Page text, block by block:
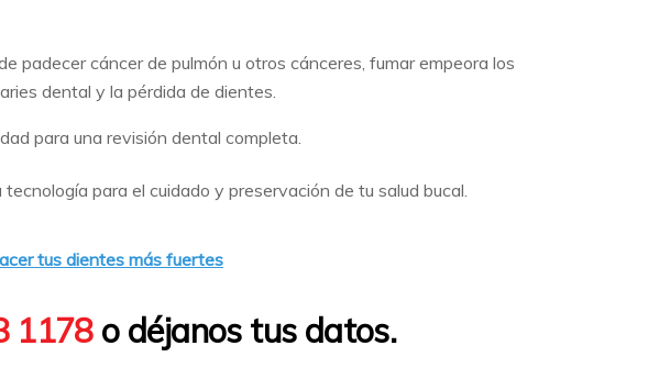
padecer cáncer de pulmón u otros cánceres, fumar empeora los
dental y la pérdida de dientes.
para una revisión dental completa.
para el cuidado y preservación de tu salud bucal.
tus dientes más fuertes
1178 o déjanos tus datos.